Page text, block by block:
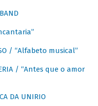
/ “Alfabeto musical”
/ “Antes que o amor
DA UNIRIO